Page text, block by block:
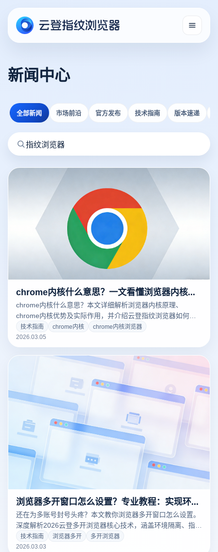
新闻中心
全部新闻 市场前沿 官方发布 技术指南 版本速递
chrome内核什么意思？一文看懂浏览器内核原理与实际作用
chrome内核什么意思？本文详细解析浏览器内核原理、
chrome内核优势及实际作用，并介绍云登指纹浏览器如何通
过独立浏览器环境实现多账号安全管理。
技术指南 chrome内核
chrome内核浏览器
2026.03.05
浏览器多开窗口怎么设置？专业教程：实现环境隔离与同步操作全指南
还在为多账号封号头疼？本文教你浏览器多开窗口怎么设置。
深度解析2026云登多开浏览器核心技术，涵盖环境隔离、指纹
防护及同步器操作全攻略。一键解决跨境电商、社媒矩阵多开
难题。立即注册，体验100%防关联的多开环境！
技术指南 浏览器多开
多开浏览器
2026.03.03